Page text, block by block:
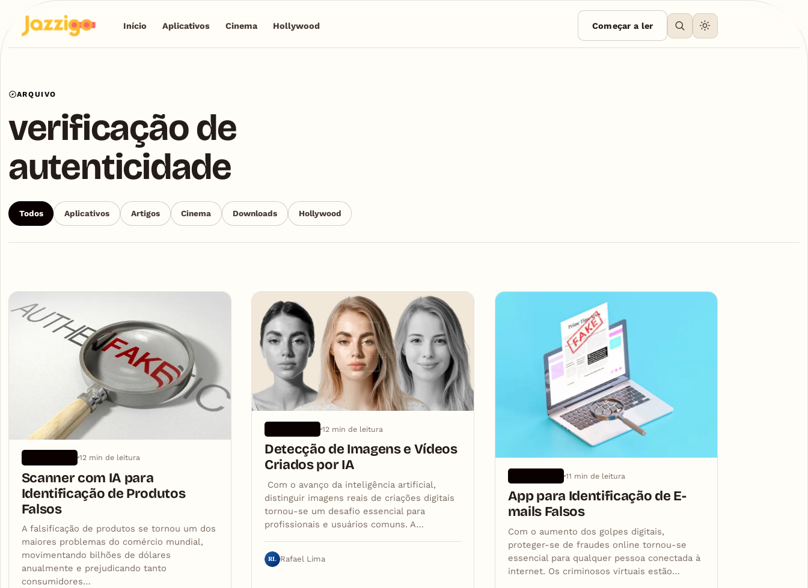
Início Aplicativos Cinema Hollywood Começar a ler
ARQUIVO
verificação de
autenticidade
Todos Aplicativos Artigos Cinema Downloads Hollywood
Articles
12 min de leitura
Scanner com IA para
Identificação de Produtos
Falsos
A falsificação de produtos se tornou um dos
maiores problemas do comércio mundial,
movimentando bilhões de dólares
anualmente e prejudicando tanto
consumidores…
12 min de leitura
Detecção de Imagens e Vídeos
Criados por IA
Com o avanço da inteligência artificial,
distinguir imagens reais de criações digitais
tornou-se um desafio essencial para
profissionais e usuários comuns. A…
RL Rafael Lima
11 min de leitura
App para Identificação de E-
mails Falsos
Com o aumento dos golpes digitais,
proteger-se de fraudes online tornou-se
essencial para qualquer pessoa conectada à
internet. Os criminosos virtuais estão…